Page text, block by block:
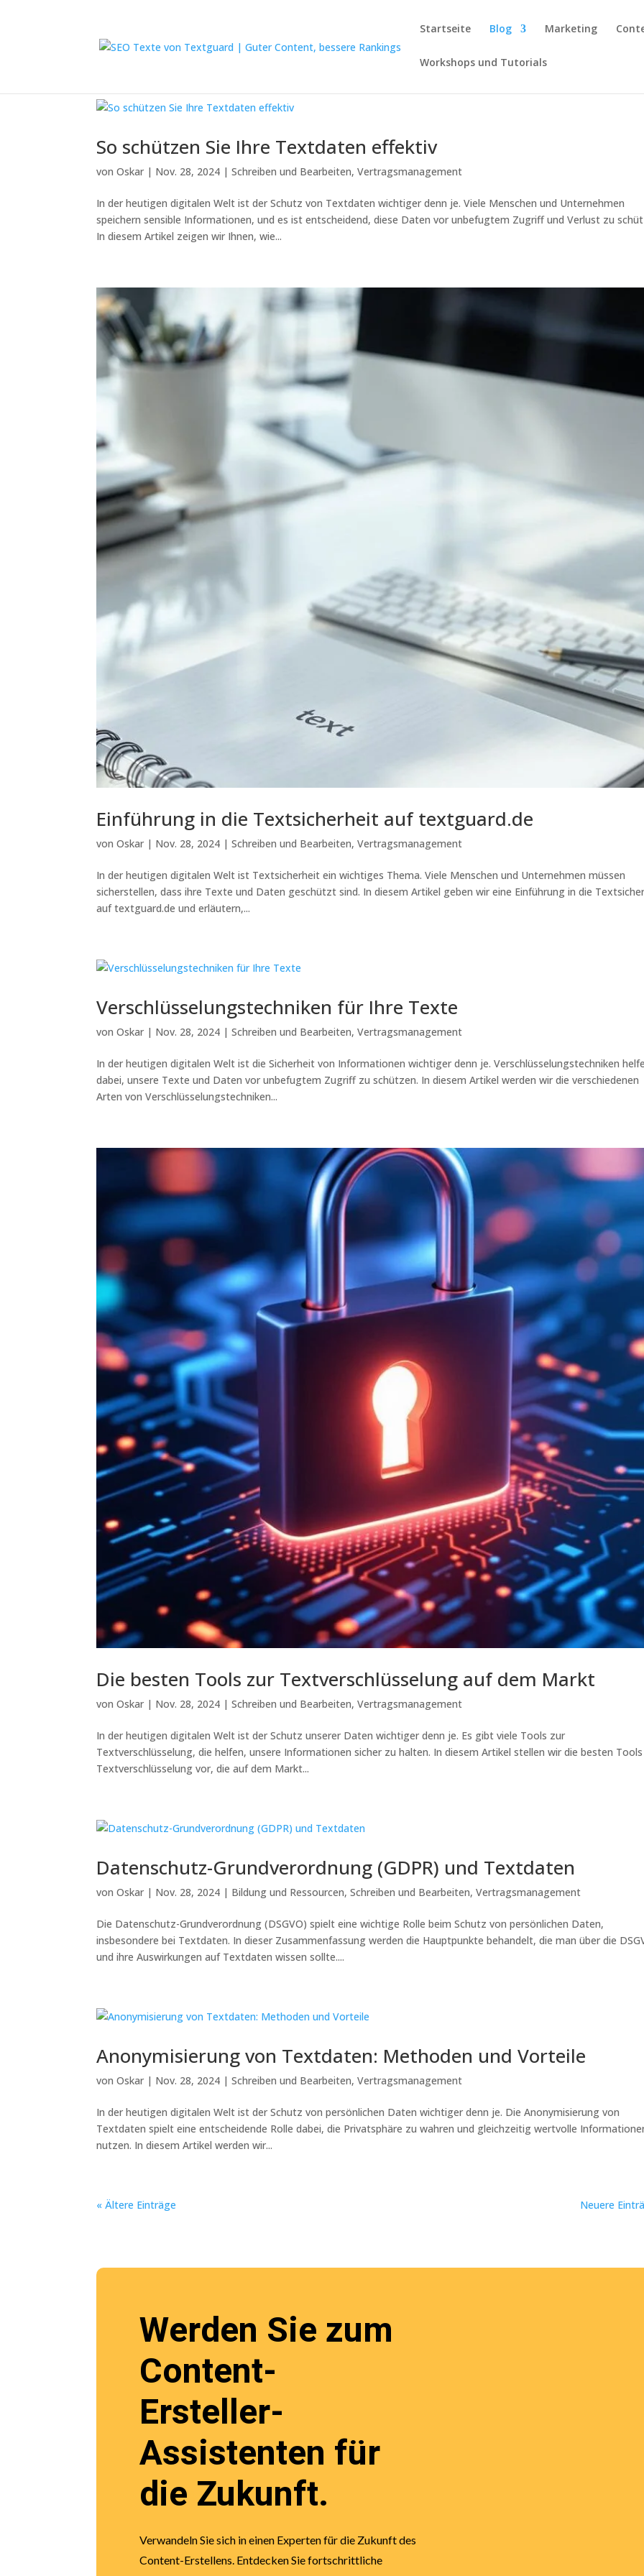
Startseite Blog Marketing
Workshops und Tutorials
So schützen Sie Ihre Textdaten effektiv
vonOskar | Nov. 28, 2024 |Schreiben und Bearbeiten,Vertragsmanagement
In der heutigen digitalen Welt ist der Schutz von Textdaten wichtiger denn je. Viele Menschen und Unternehmen
speichern sensible Informationen, und es ist entscheidend, diese Daten vor unbefugtem Zugriff und Verlust zu
In diesem Artikel zeigen wir Ihnen, wie...
Einführung in die Textsicherheit auf textguard.de
vonOskar | Nov. 28, 2024 |Schreiben und Bearbeiten,Vertragsmanagement
In der heutigen digitalen Welt ist Textsicherheit ein wichtiges Thema. Viele Menschen und Unternehmen müssen
sicherstellen, dass ihre Texte und Daten geschützt sind. In diesem Artikel geben wir eine Einführung in die
auf textguard.de und erläutern,...
Verschlüsselungstechniken für Ihre Texte
vonOskar | Nov. 28, 2024 |Schreiben und Bearbeiten,Vertragsmanagement
In der heutigen digitalen Welt ist die Sicherheit von Informationen wichtiger denn je. Verschlüsselungstechniken
dabei, unsere Texte und Daten vor unbefugtem Zugriff zu schützen. In diesem Artikel werden wir die verschiedenen
Arten von Verschlüsselungstechniken...
Die besten Tools zur Textverschlüsselung auf dem Markt
vonOskar | Nov. 28, 2024 |Schreiben und Bearbeiten,Vertragsmanagement
In der heutigen digitalen Welt ist der Schutz unserer Daten wichtiger denn je. Es gibt viele Tools zur
Textverschlüsselung, die helfen, unsere Informationen sicher zu halten. In diesem Artikel stellen wir die besten
Textverschlüsselung vor, die auf dem Markt...
Datenschutz-Grundverordnung (GDPR) und Textdaten
vonOskar | Nov. 28, 2024 | Bildung und Ressourcen,Schreiben und Bearbeiten,Vertragsmanagement
Die Datenschutz-Grundverordnung (DSGVO) spielt eine wichtige Rolle beim Schutz von persönlichen Daten,
insbesondere bei Textdaten. In dieser Zusammenfassung werden die Hauptpunkte behandelt, die man über die
und ihre Auswirkungen auf Textdaten wissen sollte....
Anonymisierung von Textdaten: Methoden und Vorteile
vonOskar | Nov. 28, 2024 |Schreiben und Bearbeiten,Vertragsmanagement
In der heutigen digitalen Welt ist der Schutz von persönlichen Daten wichtiger denn je. Die Anonymisierung von
Textdaten spielt eine entscheidende Rolle dabei, die Privatsphäre zu wahren und gleichzeitig wertvolle
nutzen. In diesem Artikel werden wir...
« Ältere Einträge Neuere
Werden Sie zum
Content-
Ersteller-
Assistenten für
die Zukunft.
Verwandeln Sie sich in einen Experten für die Zukunft des
Content-Erstellens. Entdecken Sie fortschrittliche